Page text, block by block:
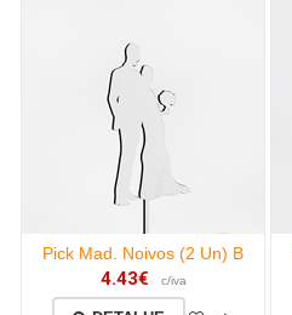
Pick Mad. Noivos (2 Un) B
4.43€ c/iva